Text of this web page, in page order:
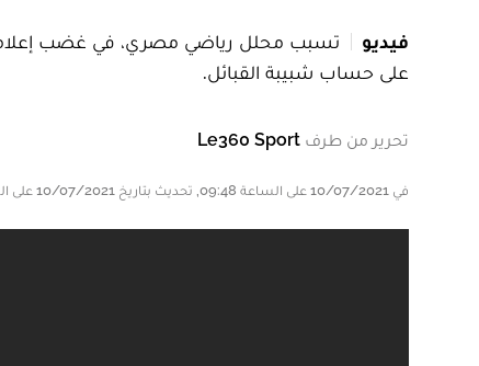
فيديو
تسبب محلل رياضي مصري، في غضب
على حساب شبيبة القبائل.
تحرير من طرف Le360 Sport
في 10/07/2021 على الساعة 09:48, تحديث بتاريخ 10/07/2021 على الساعة 22:46